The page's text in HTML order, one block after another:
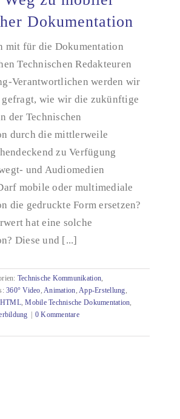
Weg zu mobiler Technischer
Dokumentation
mit für die Dokumentation
Technischen Redakteuren
Verantwortlichen werden wir
wie wir die zukünftige
der Technischen
durch die mittlerweile
zu Verfügung
und Audiomedien
mobile oder multimediale
die gedruckte Form ersetzen?
hat eine solche
Diese und [...]
Technische Kommunikation,
360° Video,Animation,App-Erstellung,
HTML,Mobile Technische Dokumentation,
0 Kommentare